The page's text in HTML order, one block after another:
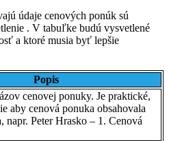
údaje cenových ponúk sú
. V tabuľke budú vysvetlené
a ktoré musia byť lepšie
Popis
cenovej ponuky. Je praktické,
aby cenová ponuka obsahovala
napr. Peter Hrasko – 1. Cenová